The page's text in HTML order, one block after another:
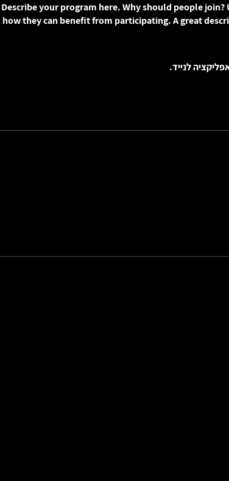
Describe your program here. Why should people
how they can benefit from participating. A great
לנייד.